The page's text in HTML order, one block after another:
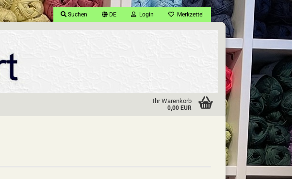
Suchen DE Login Merkzettel
Ihr Warenkorb
0,00 EUR